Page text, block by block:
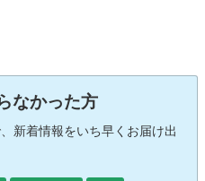
なかった方
新着情報をいち早くお届け出